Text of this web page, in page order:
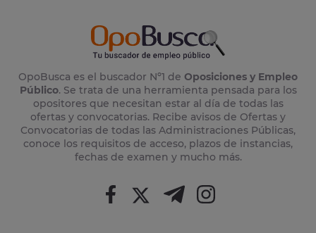
OpoBusca es el buscador Nº1 de Oposiciones y Empleo
Público. Se trata de una herramienta pensada para los
opositores que necesitan estar al día de todas las
ofertas y convocatorias. Recibe avisos de Ofertas y
Convocatorias de todas las Administraciones Públicas,
conoce los requisitos de acceso, plazos de instancias,
fechas de examen y mucho más.